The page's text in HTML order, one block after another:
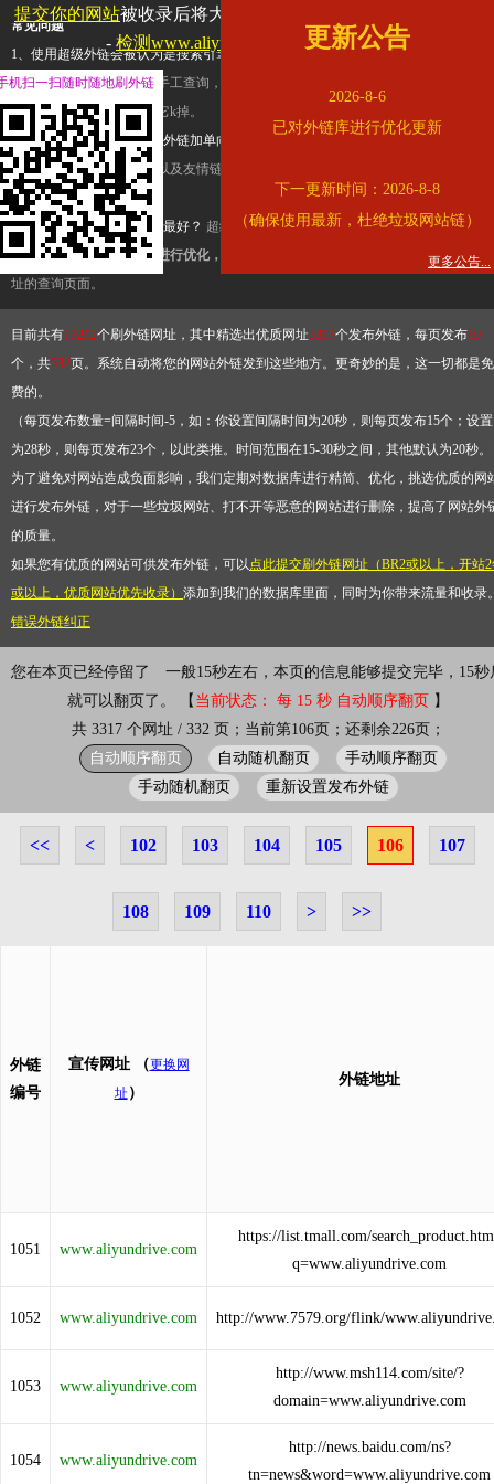
常见问题
1、使用超级外链会被认为是搜索引擎优化作弊吗？ 超级外链只是一个简便而集成
查询工具，模拟的是正常手工查询，不是作弊。如果是作弊，那您可以使用超级外
推广竞争对手的网址，让它k掉。
2、网站优化单纯依靠超级外链加单向链接可行吗？
链，需要结合普通的外链以及友情链接，您可以到站长论坛发布外链，到友情链接
台交换友情链接。
3、如何使用超级外链效果最好？ 超级外链不同于普通的外链，它是动态的链接，
有频繁使用超级外链工具进行优化，才能获得稳定的外链
，最终使搜索引擎收录带
址的查询页面。
目前共有13212个刷外链网址，其中精选出优质网址3317个发布外链，每页发布10
个，共332页。系统自动将您的网站外链发到这些地方。更奇妙的是，这一切都是免
费的。
（每页发布数量=间隔时间-5，如：你设置间隔时间为20秒，则每页发布15个；设置
为28秒，则每页发布23个，以此类推。时间范围在15-30秒之间，其他默认为20秒
为了避免对网站造成负面影响，我们定期对数据库进行精简、优化，挑选优质的网
进行发布外链，对于一些垃圾网站、打不开等恶意的网站进行删除，提高了网站外
的质量。
如果您有优质的网站可供发布外链，可以点此提交刷外链网址（BR2或以上，开站
或以上，优质网站优先收录） 添加到我们的数据库里面，同时为你带来流量和收录
错误外链纠正
您在本页已经停留了
一般15秒左右，本页的信息能够提交完毕，15秒
就可以翻页了。 【 当前状态： 每 15 秒 自动顺序翻页 】
共 3317 个网址 / 332 页；当前第106页；还剩余226页；
自动顺序翻页 自动随机翻页
手动顺序翻页
手动随机翻页
重新设置发布外链
<< < 102 103 104 105 106 107
108 109 110 > >>
外链
编号
宣传网址 （更换网
址 ）
外链地址
1051 www.aliyundrive.com
https://list.tmall.com/
q=www.aliyundrive.com
1052 www.aliyundrive.com http://www.7579.org/flink/
1053 www.aliyundrive.com
http://www.msh114.com/site/?
domain=www.aliyundrive.com
1054 www.aliyundrive.com
http://news.baidu.com/ns?
tn=news&word=www.aliyundrive.com
提交你的网站被收录后将大幅提升流量和外链，
- 检测www.aliyundrive.com是否收录
更新公告
2026-8-6
已对外链库进行优化更新
下一更新时间：2026-8-8
（确保使用最新，杜绝垃圾网站链）
更多公告...
机扫一扫随时随地刷外链